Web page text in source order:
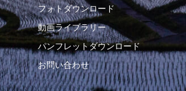
フォトダウンロード
動画ライブラリー
パンフレットダウンロード
お問い合わせ